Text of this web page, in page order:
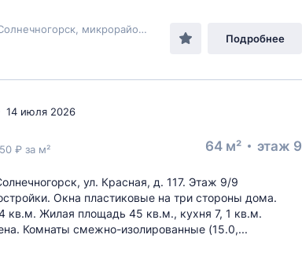
Московская область, город Солнечногорск, микрорайон №1 (пгт Поварово), корпус 1,
Подробнее
14 июля 2026
₽ за м² 64 м² этаж 9
ул. Красная, д. 117. Этаж 9/9
Окна пластиковые на три стороны дома.
кв.м. Жилая площадь 45 кв.м., кухня 7, 1 кв.м.
Комнаты смежно-изолированные (15.0,...